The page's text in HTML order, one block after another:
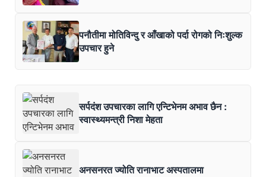
पनौतीमा मोतिविन्दु र आँखाको पर्दा रोगको निःशुल्क
उपचार हुने
सर्पदंश उपचारका लागि एन्टिभेनम अभाव छैन :
स्वास्थ्यमन्त्री निशा मेहता
अनसनरत ज्योति रानाभाट अस्पतालमा